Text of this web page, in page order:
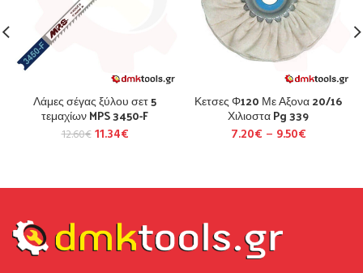
Λάμες σέγας ξύλου σετ 5
τεμαχίων MPS 3450-F
12.60€ 11.34€
Κετσες Φ120 Με Αξονα 20/16
Χιλιοστα Pg 339
7.20€ – 9.50€